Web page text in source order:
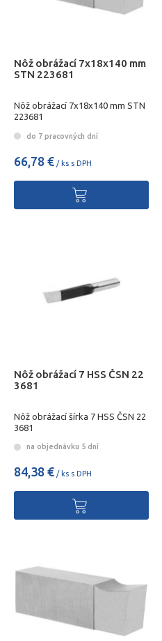
Nôž obrážací 7x18x140 mm
STN 223681
Nôž obrážací 7x18x140 mm STN
223681
do 7 pracovných dní
66,78 € / ks s DPH
Nôž obrážací 7 HSS ČSN 22
3681
Nôž obrážací šírka 7 HSS ČSN 22
3681
na objednávku 5 dní
84,38 € / ks s DPH